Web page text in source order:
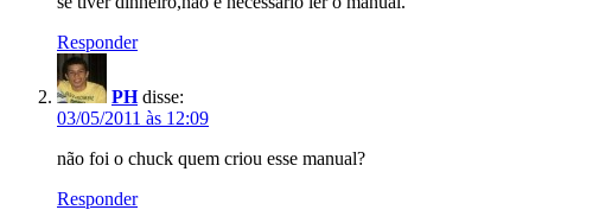
Responder
PH disse:
03/05/2011 às 12:09
não foi o chuck quem criou esse manual?
Responder